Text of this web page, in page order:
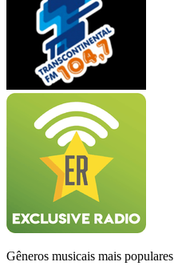
Gêneros musicais mais populares